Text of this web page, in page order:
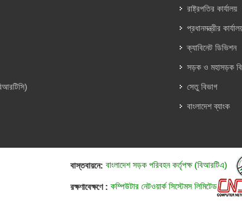
রাষ্ট্রপতির কার্যালয়
প্রধানমন্ত্রীর
ক্যাবিনেট ডিভিশন
সড়ক ও মহাসড়ক
সেতু বিভাগ
বাংলাদেশ ব্যাংক
বাস্তবায়নে: বাংলাদেশ সড়ক পরিবহন কর্তৃপক্ষ (বিআরটিএ)
রক্ষণাবেক্ষণে : কম্পিউটার নেটওয়ার্ক সিস্টেমস লিমিটেড